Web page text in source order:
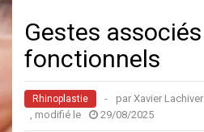
Gestes associés
fonctionnels
Rhinoplastie - par Xavier Lachiver
, modifié le
29/08/2025